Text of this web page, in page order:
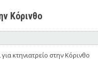
Κόρινθο
κτηνιατρείο στην Κόρινθο